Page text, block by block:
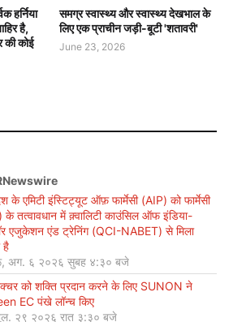
हर्निया
है,
की कोई
समग्र स्वास्थ्य और स्वास्थ्य देखभाल के
लिए एक प्राचीन जड़ी-बूटी 'शतावरी'
June 23, 2026
के एमिटी इंस्टिट्यूट ऑफ़ फार्मेसी (AIP) को फार्मेसी
तत्वावधान में क़्वालिटी काउंसिल ऑफ इंडिया-
एजुकेशन एंड ट्रेनिंग (QCI-NABET) से मिला
है
अग. ६ २०२६ सुबह ४:३० बजे
को शक्ति प्रदान करने के लिए SUNON ने
EC पंखे लॉन्च किए
२९ २०२६ रात ३:३० बजे